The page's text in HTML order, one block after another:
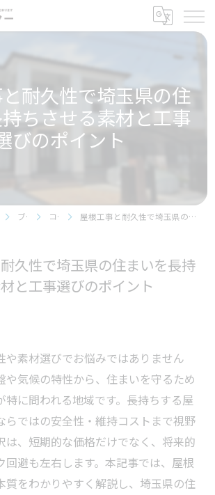
耐久性で埼玉県の住
ちさせる素材と工事
びのポイント
ブログ コラム 屋根工事と耐久性で埼玉県の住まいを長持ちさせる素材と工事選びのポイント
久性で埼玉県の住まいを長持
と工事選びのポイント
や素材選びでお悩みではありません
や気候の特性から、住まいを守るため
特に問われる地域です。長持ちする屋
らではの安全性・維持コストまで視野
は、短期的な価格だけでなく、将来的
回避も左右します。本記事では、屋根
質をわかりやすく解説し、埼玉県の住